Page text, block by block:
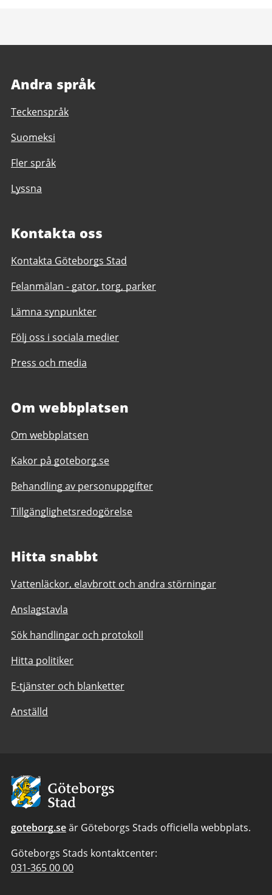
Andra språk
Teckenspråk
Suomeksi
Fler språk
Lyssna
Kontakta oss
Kontakta Göteborgs Stad
Felanmälan - gator, torg, parker
Lämna synpunkter
Följ oss i sociala medier
Press och media
Om webbplatsen
Om webbplatsen
Kakor på goteborg.se
Behandling av personuppgifter
Tillgänglighetsredogörelse
Hitta snabbt
Vattenläckor, elavbrott och andra störningar
Anslagstavla
Sök handlingar och protokoll
Hitta politiker
E-tjänster och blanketter
Anställd
Avsändare:
Göteborgs
Stad
goteborg.seär Göteborgs Stads officiella webbplats.
Göteborgs Stads kontaktcenter:
Telefonnummer
031-365 00 00